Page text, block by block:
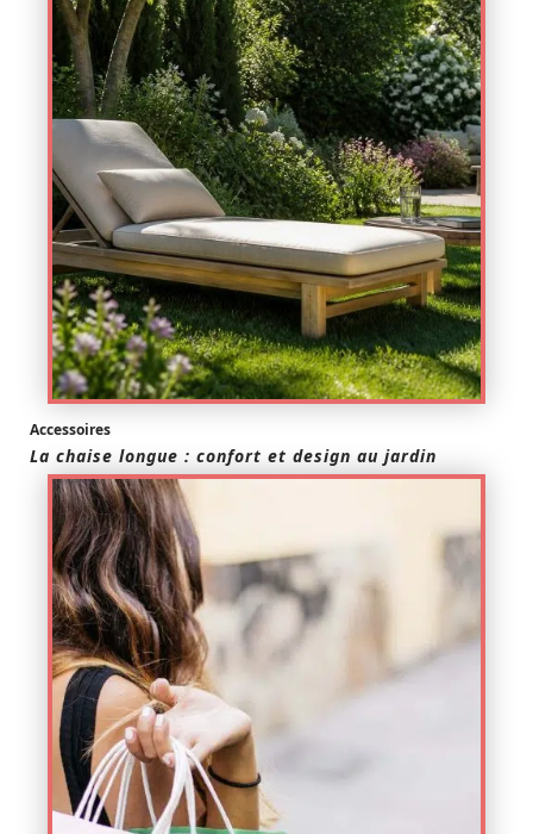
Accessoires
La chaise longue : confort et design au jardin